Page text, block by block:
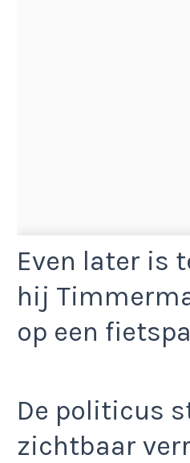
Even later is
hij
op een
De politicus
zichtbaar